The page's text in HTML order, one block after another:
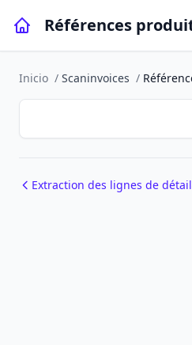
Références
Inicio / Scaninvoices /
Extraction des lignes de